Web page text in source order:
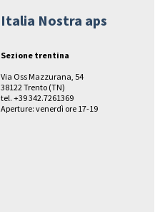
Italia Nostra aps
Sezione trentina
Via Oss Mazzurana, 54
38122 Trento (TN)
tel. +39 342.7261369
Aperture: venerdì ore 17-19